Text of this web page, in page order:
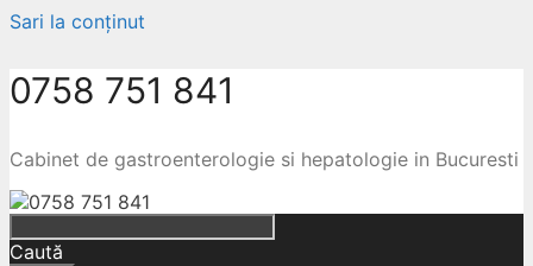
Sari la conținut
0758 751 841
Cabinet de gastroenterologie si hepatologie in Bucuresti
Caută